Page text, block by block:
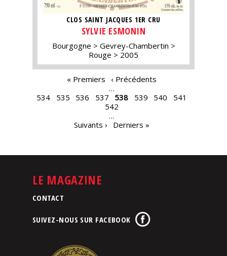
CLOS SAINT JACQUES 1ER CRU
SYLVIE ESMONIN
Bourgogne
Gevrey-Chambertin
Rouge
2005
« Premiers
‹ Précédents
…
534
535 536 537 538 539 540
541
542
…
Suivants ›
Derniers »
LE MAGAZINE
CONTACT
SUIVEZ-NOUS SUR FACEBOOK